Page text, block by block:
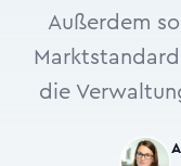
Außerdem
die